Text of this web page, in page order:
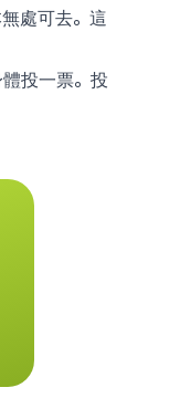
處可去。這
投一票。投